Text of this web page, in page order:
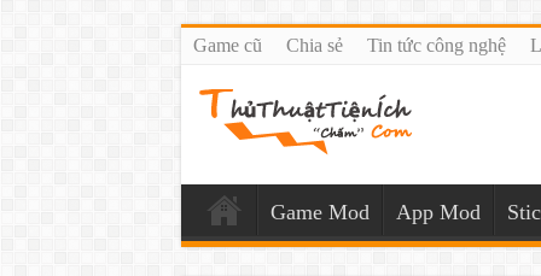
Game cũ Chia sẻ Tin tức công nghệ
Game Mod App Mod